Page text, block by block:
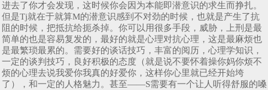
进去了你才会发现，这时候你会因为本能即潜意识的求生而挣扎。
但是Tj就在于就算M的潜意识感到不对劲的时候，也就是产生了抗
阻的时候，把抵抗给扼杀掉。你可以用很多手段，威胁，上刑是最
简单的也是容易复发的，最好的就是心理对抗心理，这是最麻烦也
是最繁琐最累的。需要好的谈话技巧，丰富的阅历，心理学知识，
一定的谈判技巧，良好积极的态度（就是说不要怀着操你妈你烦不
烦的心理去说我爱你我真的好爱你，这样你心里就已经开始垮
了），和一定的人格魅力。甚至——S需要有一个让人听得舒服的嗓